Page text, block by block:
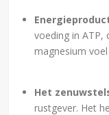
voeding in ATP,
magnesium voel
Het
rustgever. Het